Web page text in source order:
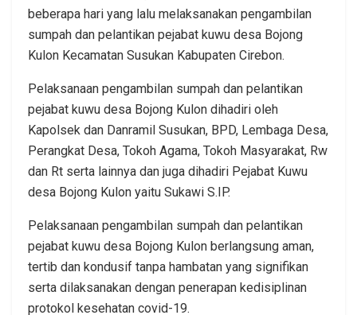
beberapa hari yang lalu melaksanakan pengambilan
sumpah dan pelantikan pejabat kuwu desa Bojong
Kulon Kecamatan Susukan Kabupaten Cirebon.
Pelaksanaan pengambilan sumpah dan pelantikan
pejabat kuwu desa Bojong Kulon dihadiri oleh
Kapolsek dan Danramil Susukan, BPD, Lembaga Desa,
Perangkat Desa, Tokoh Agama, Tokoh Masyarakat, Rw
dan Rt serta lainnya dan juga dihadiri Pejabat Kuwu
desa Bojong Kulon yaitu Sukawi S.IP.
Pelaksanaan pengambilan sumpah dan pelantikan
pejabat kuwu desa Bojong Kulon berlangsung aman,
tertib dan kondusif tanpa hambatan yang signifikan
serta dilaksanakan dengan penerapan kedisiplinan
protokol kesehatan covid-19.